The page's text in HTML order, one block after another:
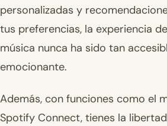
personalizadas y
tus preferencias, la experiencia
música nunca ha sido tan
emocionante.
Además, con funciones como el
Spotify Connect, tienes la